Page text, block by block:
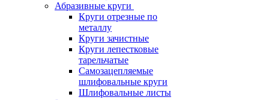
Абразивные круги
Круги отрезные по
металлу
Круги зачистные
Круги лепестковые
тарельчатые
Самозацепляемые
шлифовальные круги
Шлифовальные листы